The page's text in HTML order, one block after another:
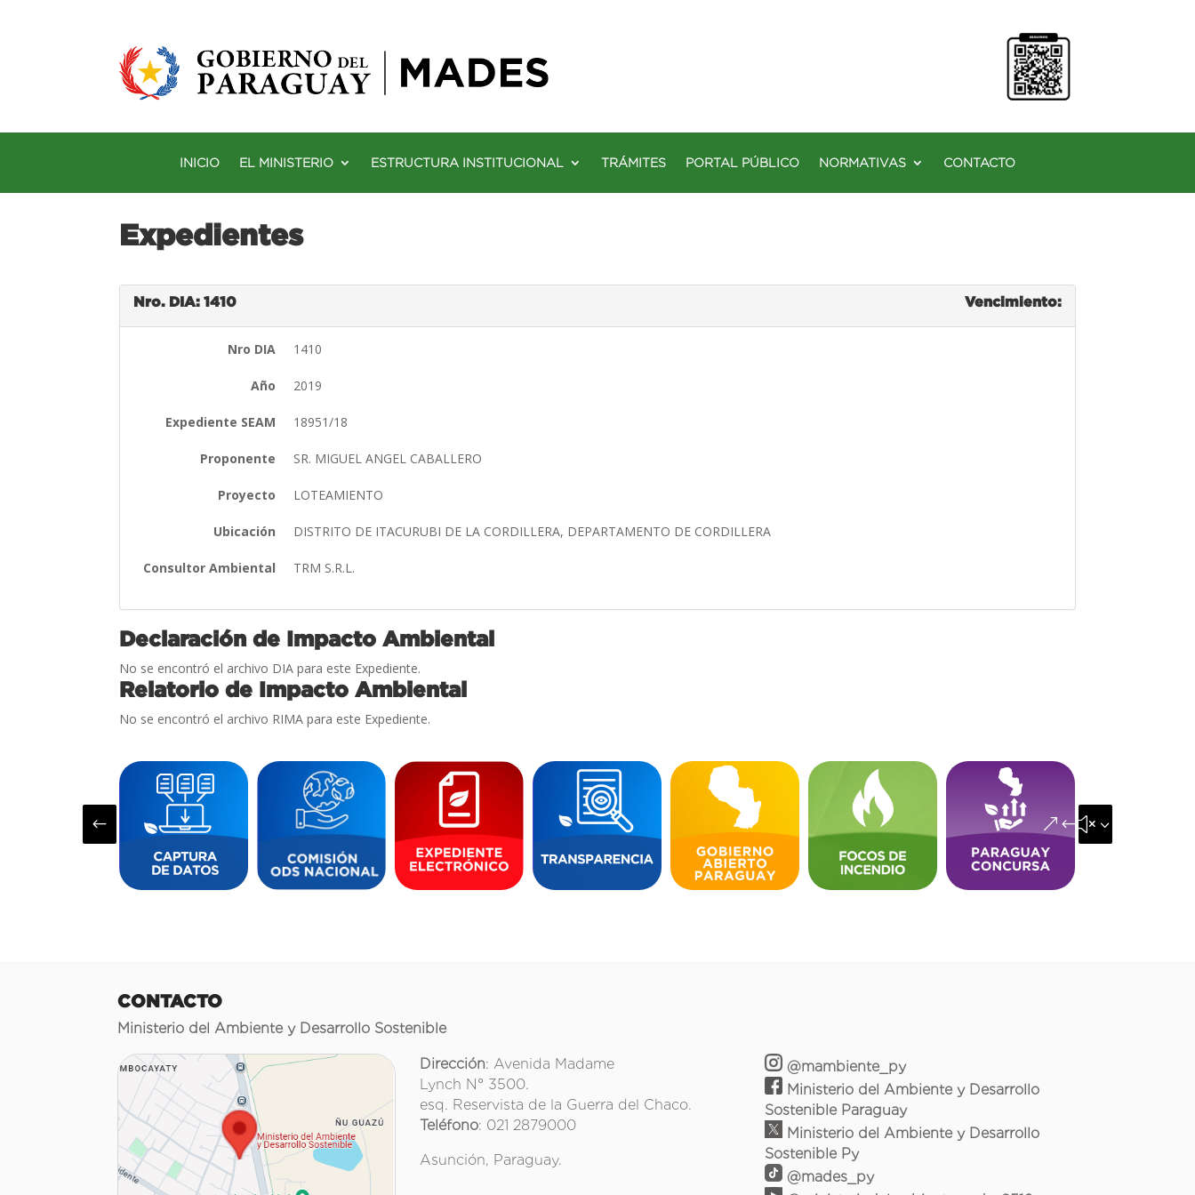
INICIO EL MINISTERIO ESTRUCTURA INSTITUCIONAL TRÁMITES PORTAL PÚBLICO NORMATIVAS CONTACTO
Expedientes
Nro. DIA: 1410 Vencimiento:
Nro DIA 1410
Año 2019
Expediente SEAM 18951/18
Proponente SR. MIGUEL ANGEL CABALLERO
Proyecto LOTEAMIENTO
Ubicación DISTRITO DE ITACURUBI DE LA CORDILLERA, DEPARTAMENTO DE CORDILLERA
Consultor Ambiental TRM S.R.L.
Declaración de Impacto Ambiental
No se encontró el archivo DIA para este Expediente.
Relatorio de Impacto Ambiental
No se encontró el archivo RIMA para este Expediente.
# &#x35;
CONTACTO
Ministerio del Ambiente y Desarrollo Sostenible
Dirección: Avenida Madame
Lynch N° 3500.
esq. Reservista de la Guerra del Chaco.
Teléfono: 021 2879000
Asunción, Paraguay.
@mambiente_py
Ministerio del Ambiente y Desarrollo
Sostenible Paraguay
Ministerio del Ambiente y Desarrollo
Sostenible Py
@mades_py